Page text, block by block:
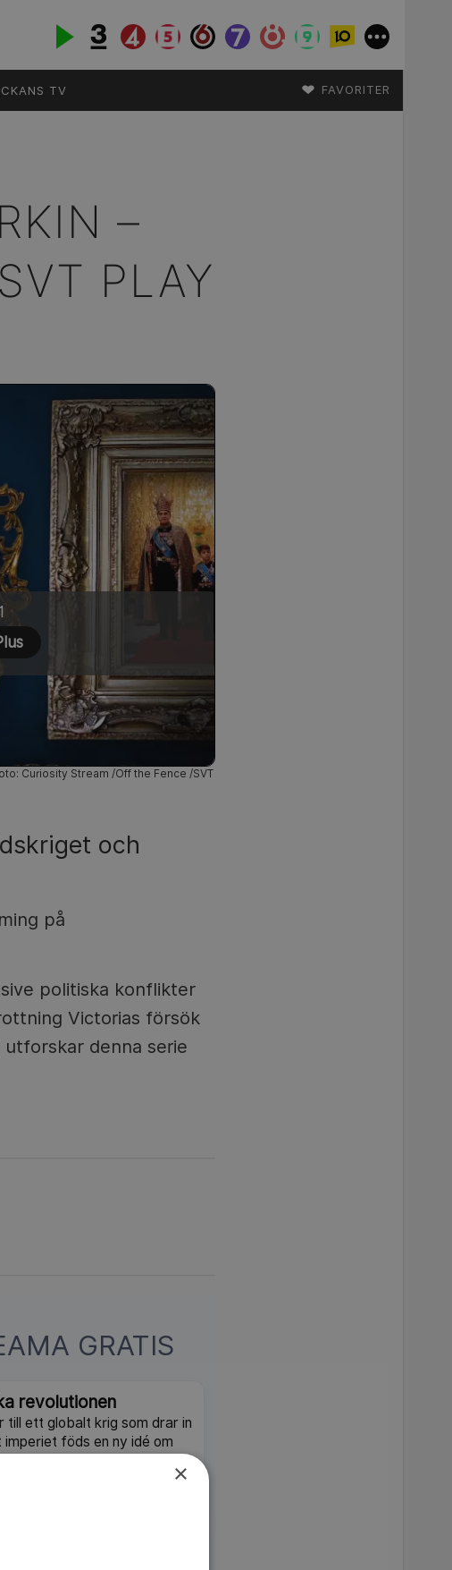
TV ♥ FAVORITER
–
PLAY
och
på
politiska konflikter
Victorias försök
denna serie
Curiosity Stream /Off the Fence /SVT
GRATIS
revolutionen
ett globalt krig som drar in
föds en ny idé om
×